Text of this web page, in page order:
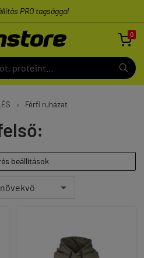
PRO tagsággal
0

» Férfi ruházat
beállítások